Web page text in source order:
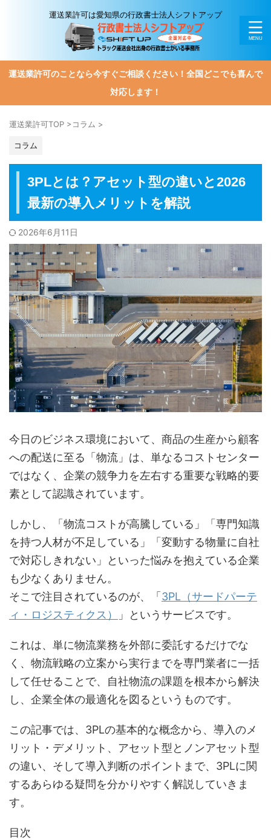
運送業許可は愛知県の行政書士法人シフトアップ
運送業許可のことなら今すぐご相談ください！全国どこでも喜んで
対応します！
運送業許可TOP >コラム >
コラム
3PLとは？アセット型の違いと2026
最新の導入メリットを解説
2026年6月11日
今日のビジネス環境において、商品の生産から顧客
への配送に至る「物流」は、単なるコストセンター
ではなく、企業の競争力を左右する重要な戦略的要
素として認識されています。
しかし、「物流コストが高騰している」「専門知識
を持つ人材が不足している」「変動する物量に自社
で対応しきれない」といった悩みを抱えている企業
も少なくありません。
そこで注目されているのが、「 3PL（サードパーテ
ィ・ロジスティクス）
」というサービスです。
これは、単に物流業務を外部に委託するだけでな
く、物流戦略の立案から実行までを専門業者に一括
して任せることで、自社物流の課題を根本から解決
し、企業全体の最適化を図るというものです。
この記事では、3PLの基本的な概念から、導入のメ
リット・デメリット、アセット型とノンアセット型
の違い、そして導入判断のポイントまで、3PLに関
するあらゆる疑問を分かりやすく解説していきま
す。
目次